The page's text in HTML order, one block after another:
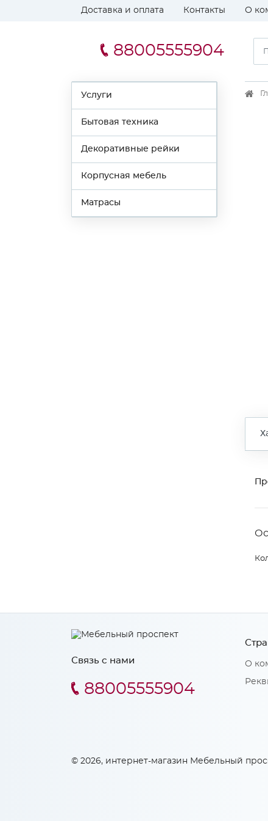
Доставка и оплата Контакты О
88005555904
Услуги
Бытовая техника
Декоративные рейки
Корпусная мебель
Матрасы
Связь с нами
88005555904
О
© 2026, интернет-магазин Мебельный